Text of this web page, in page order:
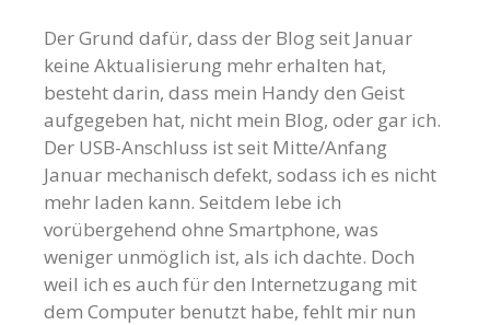
Der Grund dafür, dass der Blog seit Januar
keine Aktualisierung mehr erhalten hat,
besteht darin, dass mein Handy den Geist
aufgegeben hat, nicht mein Blog, oder gar ich.
Der USB-Anschluss ist seit Mitte/Anfang
Januar mechanisch defekt, sodass ich es nicht
mehr laden kann. Seitdem lebe ich
vorübergehend ohne Smartphone, was
weniger unmöglich ist, als ich dachte. Doch
weil ich es auch für den Internetzugang mit
dem Computer benutzt habe, fehlt mir nun